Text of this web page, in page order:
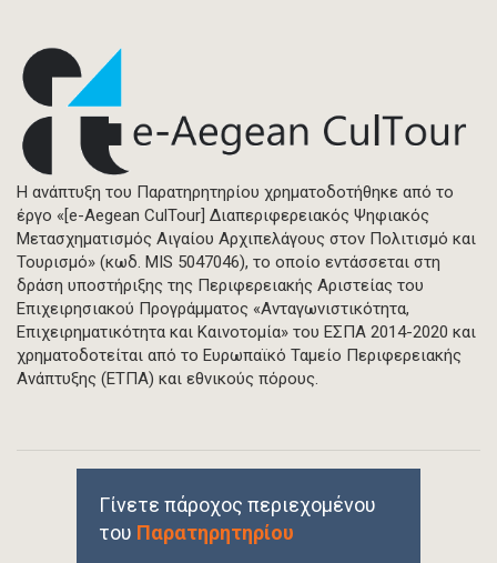
Η ανάπτυξη του Παρατηρητηρίου χρηματοδοτήθηκε από το
έργο «[e-Aegean CulTour] Διαπεριφερειακός Ψηφιακός
Μετασχηματισμός Αιγαίου Αρχιπελάγους στον Πολιτισμό και
Τουρισμό» (κωδ. MIS 5047046), το οποίο εντάσσεται στη
δράση υποστήριξης της Περιφερειακής Αριστείας του
Επιχειρησιακού Προγράμματος «Ανταγωνιστικότητα,
Επιχειρηματικότητα και Καινοτομία» του ΕΣΠΑ 2014-2020 και
χρηματοδοτείται από το Ευρωπαϊκό Ταμείο Περιφερειακής
Ανάπτυξης (ΕΤΠΑ) και εθνικούς πόρους.
Γίνετε πάροχος περιεχομένου
του Παρατηρητηρίου